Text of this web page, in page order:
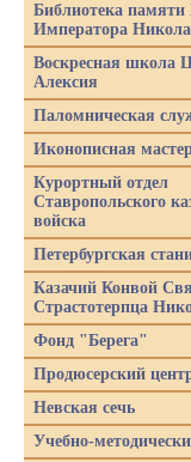
Библиотека памяти
Императора
Воскресная школа
Алексия
Паломническая
Иконописная
Курортный отдел
Ставропольского
войска
Петербургская
Казачий Конвой
Страстотерпца
Фонд "Берега"
Продюсерский
Невская сечь
Учебно-